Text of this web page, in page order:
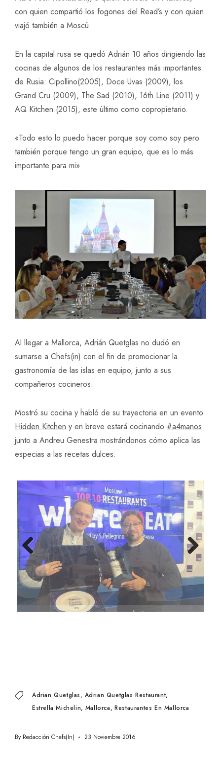
con quien compartió los fogones del Read’s y con quien
viajó también a Moscú.
En la capital rusa se quedó Adrián 10 años dirigiendo las
cocinas de algunos de los restaurantes más importantes
de Rusia: Cipollino(2005), Doce Uvas (2009), los
Grand Cru (2009), The Sad (2010), 16th Line (2011) y
AQ Kitchen (2015), este último como copropietario.
«Todo esto lo puedo hacer porque soy como soy pero
también porque tengo un gran equipo, que es lo más
importante para mi».
Al llegar a Mallorca, Adrián Quetglas no dudó en
sumarse a Chefs(in) con el fin de promocionar la
gastronomía de las islas en equipo, junto a sus
compañeros cocineros.
Mostró su cocina y habló de su trayectoria en un evento
Hidden Kitchen y en breve estará cocinando #a4manos
junto a Andreu Genestra mostrándonos cómo aplica las
especias a las recetas dulces.
Previ
ous
Next
Adrian Quetglas
Adrian Quetglas Restaurant